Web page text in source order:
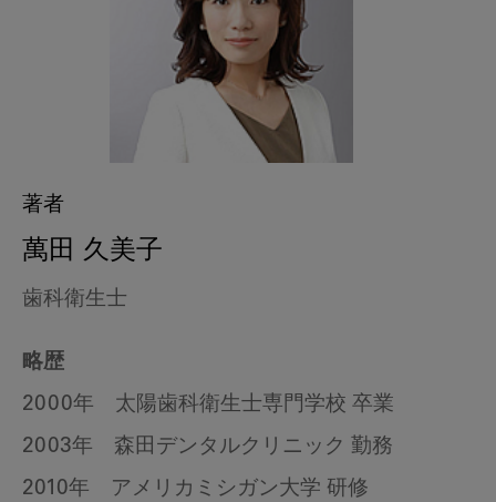
著者
萬田 久美子
歯科衛生士
略歴
2000年 太陽歯科衛生士専門学校 卒業
2003年 森田デンタルクリニック 勤務
2010年 アメリカミシガン大学 研修